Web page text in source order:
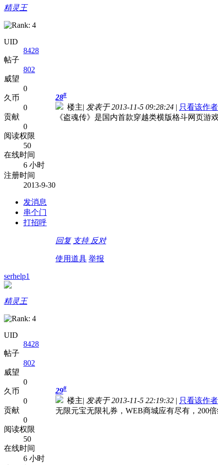
精灵王
UID
8428
帖子
802
威望
0
久币
0
贡献
0
阅读权限
50
在线时间
6 小时
注册时间
2013-9-30
发消息
串个门
打招呼
28#
楼主| 发表于 2013-11-5 09:28:24 | 只看该作者
《盗魂传》是国内首款穿越类横版格斗网页游
回复 支持 反对
使用道具 举报
serhelp1
精灵王
UID
8428
帖子
802
威望
0
久币
0
贡献
0
阅读权限
50
在线时间
6 小时
29#
楼主| 发表于 2013-11-5 22:19:32 | 只看该作者
无限元宝无限礼券，WEB商城应有尽有，200